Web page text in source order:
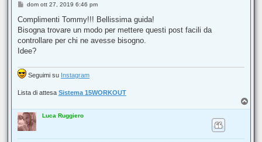
M
s
a
g
i
dom ott 27, 2019 6:46 pm
Complimenti Tommy!!! Bellissima guida!
Bisogna trovare un modo per mettere questi post facili da
controllare per chi ne avesse bisogno.
Idee?
Seguimi su Instagram
Lista di attesa Sistema 15WORKOUT
o
Luca Ruggiero